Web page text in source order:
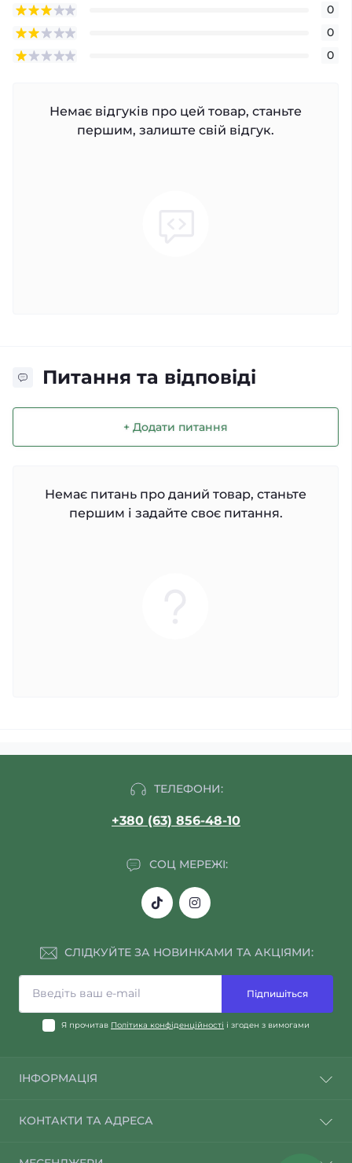
0
0
0
Немає відгуків про цей товар, станьте
першим, залиште свій відгук.
Питання та відповіді
+ Додати питання
Немає питань про даний товар, станьте
першим і задайте своє питання.
ТЕЛЕФОНИ:
+380 (63) 856-48-10
СОЦ МЕРЕЖІ:
СЛІДКУЙТЕ ЗА НОВИНКАМИ ТА АКЦІЯМИ:
Підпишіться
Я прочитав Політика конфіденційності і згоден з вимогами
ІНФОРМАЦІЯ
Трошки про нас
КОНТАКТИ ТА АДРЕСА